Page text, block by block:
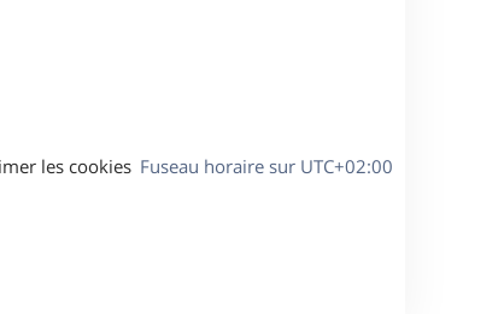
Fuseau horaire sur UTC+02:00
les cookies